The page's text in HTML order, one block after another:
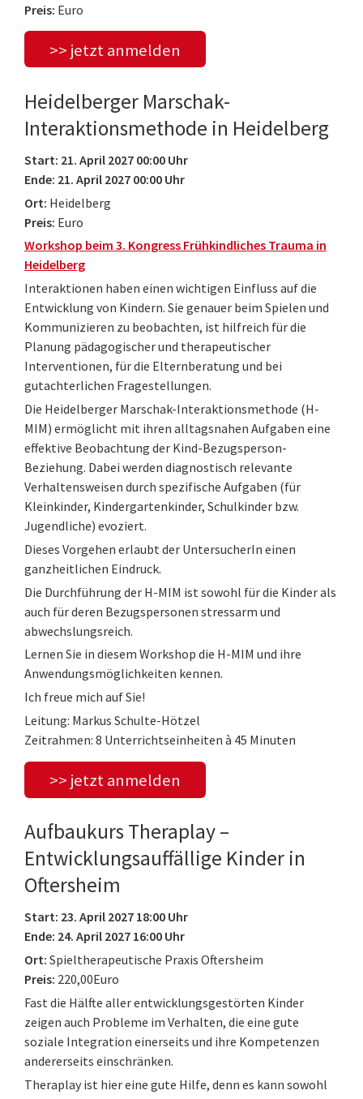
Preis: Euro
>> jetzt anmelden
Heidelberger Marschak-
Interaktionsmethode in Heidelberg
Start: 21. April 2027 00:00 Uhr
Ende: 21. April 2027 00:00 Uhr
Ort: Heidelberg
Preis: Euro
Workshop beim 3. Kongress Frühkindliches Trauma in
Heidelberg
Interaktionen haben einen wichtigen Einfluss auf die
Entwicklung von Kindern. Sie genauer beim Spielen und
Kommunizieren zu beobachten, ist hilfreich für die
Planung pädagogischer und therapeutischer
Interventionen, für die Elternberatung und bei
gutachterlichen Fragestellungen.
Die Heidelberger Marschak-Interaktionsmethode (H-
MIM) ermöglicht mit ihren alltagsnahen Aufgaben eine
effektive Beobachtung der Kind-Bezugsperson-
Beziehung. Dabei werden diagnostisch relevante
Verhaltensweisen durch spezifische Aufgaben (für
Kleinkinder, Kindergartenkinder, Schulkinder bzw.
Jugendliche) evoziert.
Dieses Vorgehen erlaubt der UntersucherIn einen
ganzheitlichen Eindruck.
Die Durchführung der H-MIM ist sowohl für die Kinder als
auch für deren Bezugspersonen stressarm und
abwechslungsreich.
Lernen Sie in diesem Workshop die H-MIM und ihre
Anwendungsmöglichkeiten kennen.
Ich freue mich auf Sie!
Leitung: Markus Schulte-Hötzel
Zeitrahmen: 8 Unterrichtseinheiten à 45 Minuten
>> jetzt anmelden
Aufbaukurs Theraplay –
Entwicklungsauffällige Kinder in
Oftersheim
Start: 23. April 2027 18:00 Uhr
Ende: 24. April 2027 16:00 Uhr
Ort: Spieltherapeutische Praxis Oftersheim
Preis: 220,00Euro
Fast die Hälfte aller entwicklungsgestörten Kinder
zeigen auch Probleme im Verhalten, die eine gute
soziale Integration einerseits und ihre Kompetenzen
andererseits einschränken.
Theraplay ist hier eine gute Hilfe, denn es kann sowohl